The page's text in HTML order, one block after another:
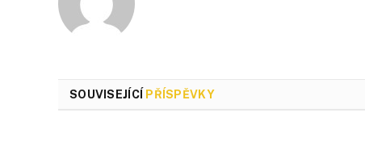
SOUVISEJÍCÍ PŘÍSPĚVKY